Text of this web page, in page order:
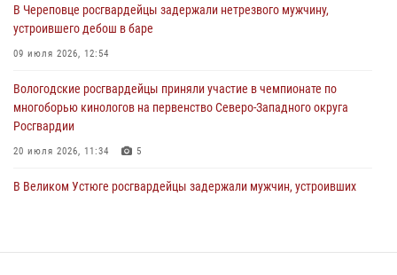
нарушителя на питбайке
31 июля 2026, 06:43
В Череповце росгвардейцы задержали нетрезвого мужчину,
устроившего дебош в баре
09 июля 2026, 12:54
Вологодские росгвардейцы приняли участие в чемпионате по
многоборью кинологов на первенство Северо-Западного округа
Росгвардии
20 июля 2026, 11:34 5
В Великом Устюге росгвардейцы задержали мужчин, устроивших